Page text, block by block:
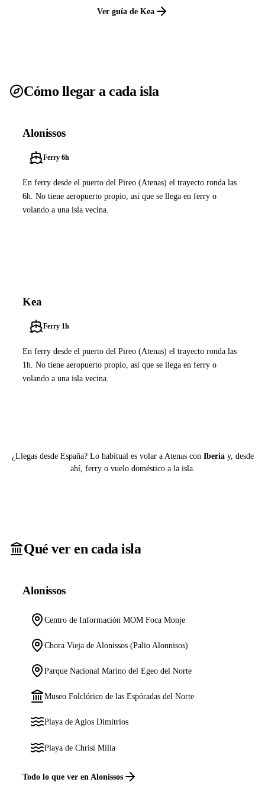
Ver guía de Kea
Cómo llegar a cada isla
Alonissos
Ferry 6h
En ferry desde el puerto del Pireo (Atenas) el trayecto ronda las
6h. No tiene aeropuerto propio, así que se llega en ferry o
volando a una isla vecina.
Kea
Ferry 1h
En ferry desde el puerto del Pireo (Atenas) el trayecto ronda las
1h. No tiene aeropuerto propio, así que se llega en ferry o
volando a una isla vecina.
¿Llegas desde España? Lo habitual es volar a Atenas con Iberiay, desde
ahí, ferry o vuelo doméstico a la isla.
Qué ver en cada isla
Alonissos
Centro de Información MOM Foca Monje
Chora Vieja de Alonissos (Palio Alonnisos)
Parque Nacional Marino del Egeo del Norte
Museo Folclórico de las Espóradas del Norte
Playa de Agios Dimitrios
Playa de Chrisi Milia
Todo lo que ver en Alonissos